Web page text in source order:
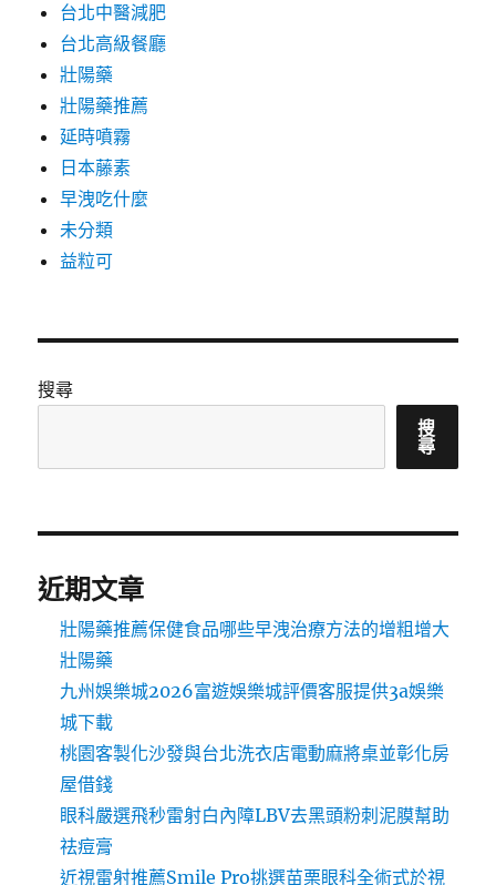
台北中醫減肥
台北高級餐廳
壯陽藥
壯陽藥推薦
延時噴霧
日本藤素
早洩吃什麼
未分類
益粒可
搜尋
搜
尋
近期文章
壯陽藥推薦保健食品哪些早洩治療方法的增粗增大
壯陽藥
九州娛樂城2026富遊娛樂城評價客服提供3a娛樂
城下載
桃園客製化沙發與台北洗衣店電動麻將桌並彰化房
屋借錢
眼科嚴選飛秒雷射白內障LBV去黑頭粉刺泥膜幫助
祛痘膏
近視雷射推薦Smile Pro挑選苗栗眼科全術式於視